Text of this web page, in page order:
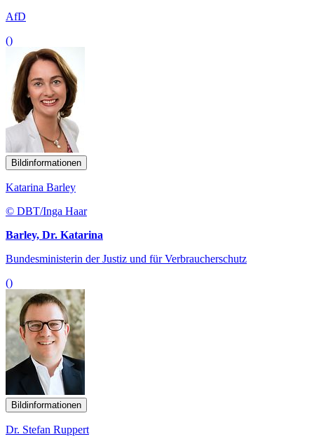
AfD
()
Bildinformationen
Katarina Barley
© DBT/Inga Haar
Barley, Dr. Katarina
Bundesministerin der Justiz und für Verbraucherschutz
()
Bildinformationen
Dr. Stefan Ruppert